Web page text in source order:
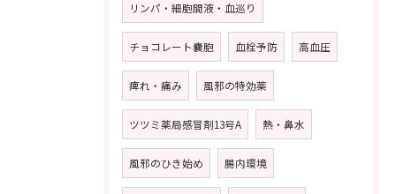
リンパ・細胞間液・血巡り
チョコレート嚢胞 血栓予防 高血圧
痺れ・痛み 風邪の特効薬
ツツミ薬局感冒剤13号A 熱・鼻水
風邪のひき始め 腸内環境